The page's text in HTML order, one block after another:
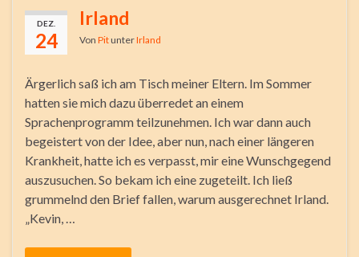
DEZ.
24
Irland
Von PitunterIrland
Ärgerlich saß ich am Tisch meiner Eltern. Im Sommer
hatten sie mich dazu überredet an einem
Sprachenprogramm teilzunehmen. Ich war dann auch
begeistert von der Idee, aber nun, nach einer längeren
Krankheit, hatte ich es verpasst, mir eine Wunschgegend
auszusuchen. So bekam ich eine zugeteilt. Ich ließ
grummelnd den Brief fallen, warum ausgerechnet Irland.
„Kevin, …